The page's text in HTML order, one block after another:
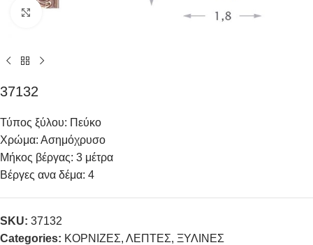
Click to enlarge
37132
Τύπος ξύλου: Πεύκο
Χρώμα: Ασημόχρυσο
Μήκος βέργας: 3 μέτρα
Βέργες ανα δέμα: 4
SKU: 37132
Categories: ΚΟΡΝΙΖΕΣ, ΛΕΠΤΕΣ, ΞΥΛΙΝΕΣ